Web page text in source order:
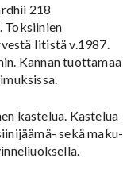
218
Toksiinien
Iitistä v.1987.
Kannan tuottamaa
kastelua. Kastelua
sekä maku-